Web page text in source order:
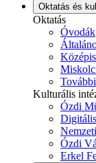
Oktatás és
Oktatás
Óvodák
Kulturális
Ózdi
Ózdi
Erkel